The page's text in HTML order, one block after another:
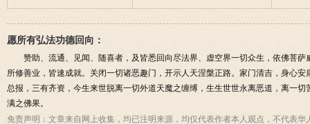
愿所有弘法功德回向：
赞助、流通、见闻、随喜者，及皆悉回向尽法界、虚空界一切众生，依佛菩
所修善业，皆速成就。关闭一切诸恶趣门，开示人天涅槃正路。家门清吉，身心
总报，三有齐资，今生来世脱离一切外道天魔之缠缚，生生世世永离恶道，离一
满之佛果。
免责声明： 文章来自网上收集，均已注明来源，均仅代表作者本人观点，不代表